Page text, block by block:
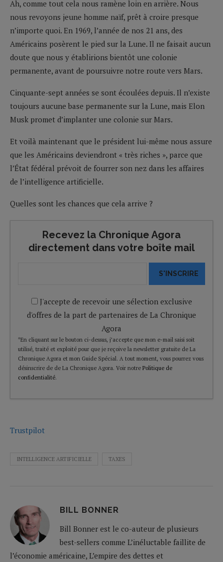
Ah, comme tout cela nous ramène loin en arrière. Nous
nous revoyons jeune homme naïf, prêt à croire presque
n’importe quoi. En 1969, l’année de nos 21 ans, des
Américains posèrent le pied sur la Lune. Il ne faisait aucun
doute que nous y établirions bientôt une colonie
permanente, avant de poursuivre notre route vers Mars.
Cinquante-sept années se sont écoulées depuis. Il n’existe
toujours aucune base permanente sur la Lune, mais Elon
Musk promet d’implanter une colonie sur Mars.
Et voilà maintenant que le président lui-même nous assure
que les Américains deviendront « très riches », parce que
l’État fédéral prévoit de fourrer son nez dans les affaires
de l’intelligence artificielle.
Quelles sont les chances que cela arrive ?
Recevez la Chronique Agora
directement dans votre boîte mail
S'INSCRIRE
J'accepte de recevoir une sélection exclusive
d'offres de la part de partenaires de La Chronique
Agora
*En cliquant sur le bouton ci-dessus, j’accepte que mon e-mail saisi soit
utilisé, traité et exploité pour que je reçoive la newsletter gratuite de La
Chronique Agora et mon Guide Spécial. A tout moment, vous pourrez vous
désinscrire de de La Chronique Agora. Voir notre Politique de
confidentialité.
Trustpilot
INTELLIGENCE ARTIFICIELLE TAXES
BILL BONNER
Bill Bonner est le co-auteur de plusieurs
best-sellers comme L’inéluctable faillite de
l’économie américaine, L’empire des dettes et